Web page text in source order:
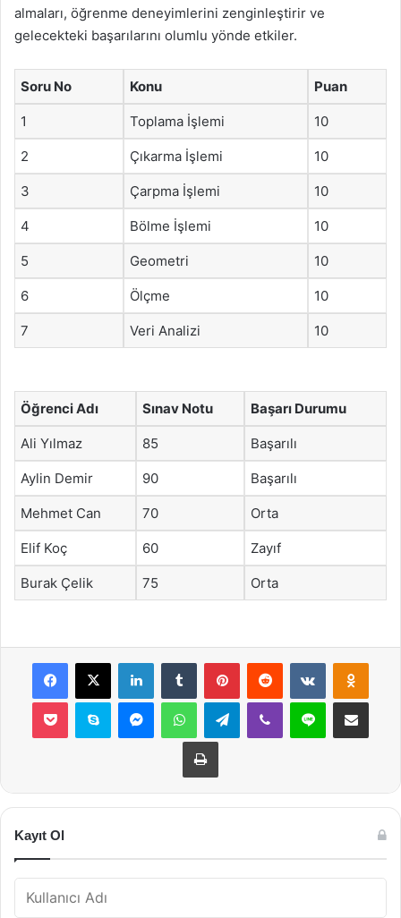
almaları, öğrenme deneyimlerini zenginleştirir ve
gelecekteki başarılarını olumlu yönde etkiler.
Soru No Konu Puan
1 Toplama İşlemi 10
2 Çıkarma İşlemi 10
3 Çarpma İşlemi 10
4 Bölme İşlemi 10
5 Geometri 10
6 Ölçme 10
7 Veri Analizi 10
Öğrenci Adı Sınav Notu Başarı Durumu
Ali Yılmaz 85 Başarılı
Aylin Demir 90 Başarılı
Mehmet Can 70 Orta
Elif Koç 60 Zayıf
Burak Çelik 75 Orta
Facebook
X LinkedInTumblr PinterestReddit VKontakte
Pocket Skype MessengerWhatsAppTelegramViber Line E-Posta ile
Yazdır
Kayıt Ol